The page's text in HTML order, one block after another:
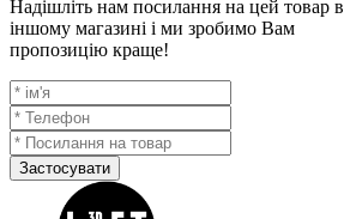
Надішліть нам посилання на цей товар в
іншому магазині і ми зробимо Вам
пропозицію краще!
Застосувати